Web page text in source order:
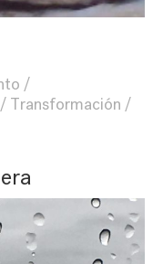
Transformación